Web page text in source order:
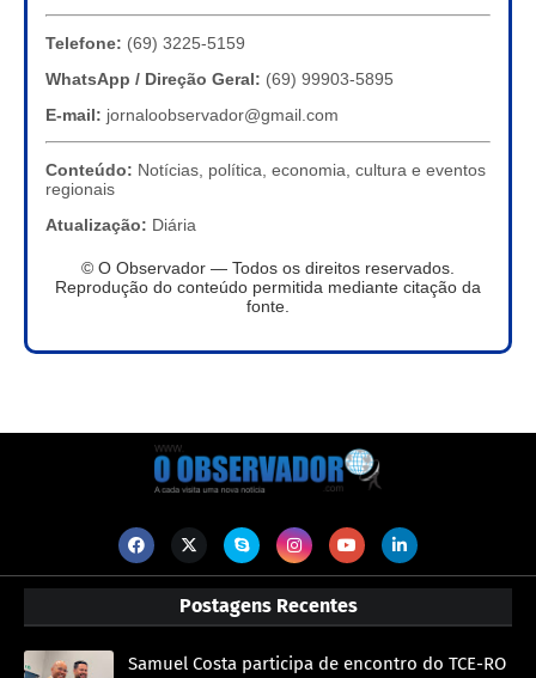
Telefone: (69) 3225-5159
WhatsApp / Direção Geral: (69) 99903-5895
E-mail: jornaloobservador@gmail.com
Conteúdo: Notícias, política, economia, cultura e eventos
regionais
Atualização: Diária
© O Observador — Todos os direitos reservados.
Reprodução do conteúdo permitida mediante citação da
fonte.
Postagens Recentes
Samuel Costa participa de encontro do TCE-RO